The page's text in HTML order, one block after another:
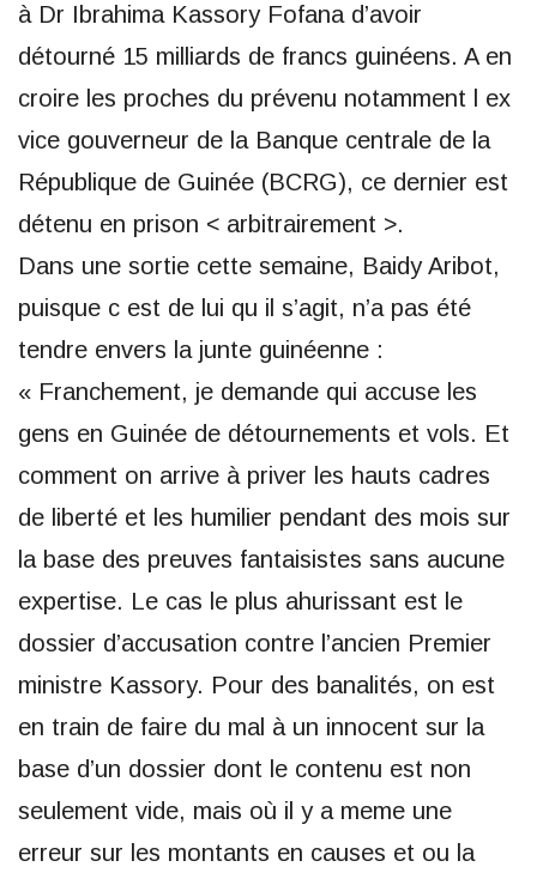
à Dr Ibrahima Kassory Fofana d’avoir
détourné 15 milliards de francs guinéens. A en
croire les proches du prévenu notamment l ex
vice gouverneur de la Banque centrale de la
République de Guinée (BCRG), ce dernier est
détenu en prison < arbitrairement >.
Dans une sortie cette semaine, Baidy Aribot,
puisque c est de lui qu il s’agit, n’a pas été
tendre envers la junte guinéenne :
« Franchement, je demande qui accuse les
gens en Guinée de détournements et vols. Et
comment on arrive à priver les hauts cadres
de liberté et les humilier pendant des mois sur
la base des preuves fantaisistes sans aucune
expertise. Le cas le plus ahurissant est le
dossier d’accusation contre l’ancien Premier
ministre Kassory. Pour des banalités, on est
en train de faire du mal à un innocent sur la
base d’un dossier dont le contenu est non
seulement vide, mais où il y a meme une
erreur sur les montants en causes et ou la